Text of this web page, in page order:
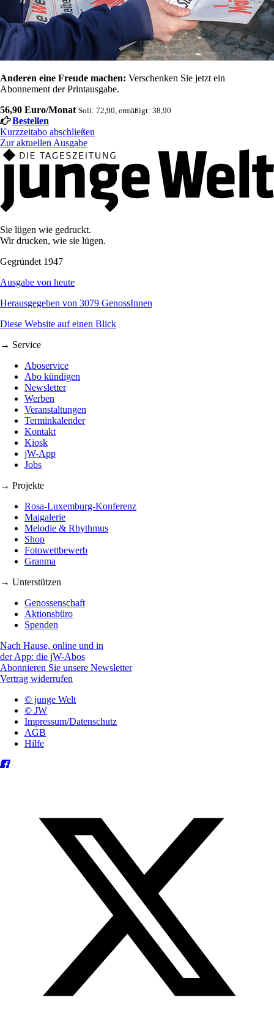
Anderen eine Freude machen: Verschenken Sie jetzt ein
Abonnement der Printausgabe.
56,90 Euro/Monat Soli: 72,90, ermäßigt: 38,90
Bestellen
Kurzzeitabo abschließen
Zur aktuellen Ausgabe
Sie lügen wie gedruckt.
Wir drucken, wie sie lügen.
Gegründet 1947
Ausgabe von heute
Herausgegeben von 3079 GenossInnen
Diese Website auf einen Blick
→ Service
Aboservice
Abo kündigen
Newsletter
Werben
Veranstaltungen
Terminkalender
Kontakt
Kiosk
jW-App
Jobs
→ Projekte
Rosa-Luxemburg-Konferenz
Maigalerie
Melodie & Rhythmus
Shop
Fotowettbewerb
Granma
→ Unterstützen
Genossenschaft
Aktionsbüro
Spenden
Nach Hause, online und in
der App: die jW-Abos
Abonnieren Sie unsere Newsletter
Vertrag widerrufen
© junge Welt
© JW
Impressum/Datenschutz
AGB
Hilfe